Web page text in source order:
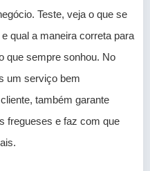
Teste, veja o que se
qual a maneira correta para
que sempre sonhou. No
um serviço bem
também garante
fregueses e faz com que